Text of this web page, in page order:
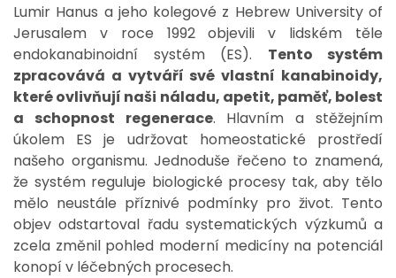
Lumir Hanus a jeho kolegové z Hebrew University of
Jerusalem v roce 1992 objevili v lidském těle
endokanabinoidní systém (ES). Tento systém
zpracovává a vytváří své vlastní kanabinoidy,
které ovlivňují naši náladu, apetit, paměť, bolest
a schopnost regenerace. Hlavním a stěžejním
úkolem ES je udržovat homeostatické prostředí
našeho organismu. Jednoduše řečeno to znamená,
že systém reguluje biologické procesy tak, aby tělo
mělo neustále příznivé podmínky pro život. Tento
objev odstartoval řadu systematických výzkumů a
zcela změnil pohled moderní medicíny na potenciál
konopí v léčebných procesech.